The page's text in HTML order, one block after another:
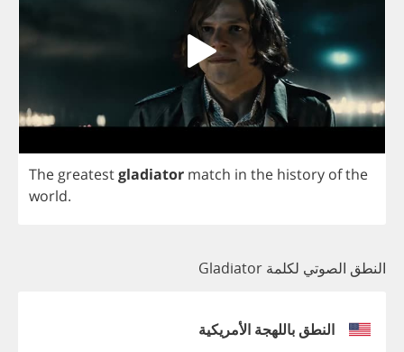
The greatestgladiator match in the history ofthe
world.
النطق الصوتي لكلمة Gladiator
النطق باللهجة الأمريكية